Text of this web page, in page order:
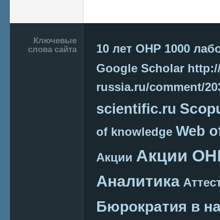
Подвал
Ключевые
слова сайта
10 лет ОНР 1000
Google Scholar
russia.ru/comment/
scientific.ru
of knowledge Web
Акции Акции
Аналитика
Бюрократия в